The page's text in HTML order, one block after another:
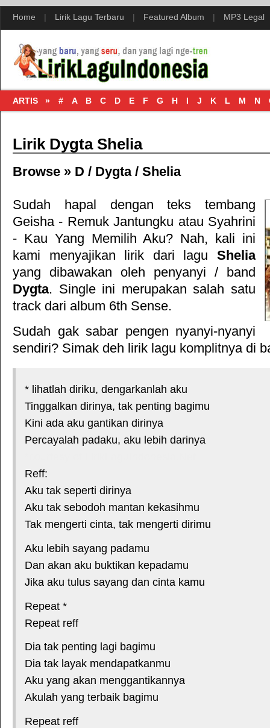
Home | Lirik Lagu Terbaru | Featured Album | MP3 Legal
ARTIS » # A B C D E F G H I J K L M N
Lirik Dygta Shelia
Browse » D / Dygta/ Shelia
Sudah hapal dengan teks tembang
Geisha - Remuk Jantungku atau Syahrini
- Kau Yang Memilih Aku? Nah, kali ini
kami menyajikan lirik dari lagu Shelia
yang dibawakan oleh penyanyi / band
Dygta. Single ini merupakan salah satu
track dari album 6th Sense.
Sudah gak sabar pengen nyanyi-nyanyi
sendiri? Simak deh lirik lagu komplitnya di
* lihatlah diriku, dengarkanlah aku
Tinggalkan dirinya, tak penting bagimu
Kini ada aku gantikan dirinya
Percayalah padaku, aku lebih darinya
Reff:
Aku tak seperti dirinya
Aku tak sebodoh mantan kekasihmu
Tak mengerti cinta, tak mengerti dirimu
Aku lebih sayang padamu
Dan akan aku buktikan kepadamu
Jika aku tulus sayang dan cinta kamu
Repeat *
Repeat reff
Dia tak penting lagi bagimu
Dia tak layak mendapatkanmu
Aku yang akan menggantikannya
Akulah yang terbaik bagimu
Repeat reff